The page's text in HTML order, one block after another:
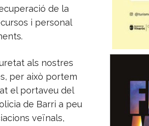
de la
i personal
als nostres
per això portem
el portaveu del
de Barri a peu
veïnals,